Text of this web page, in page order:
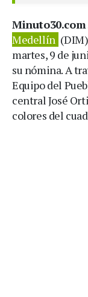
Minuto30.com
Medellín
martes, 9 de
su nómina. A
Equipo del
central José
colores del